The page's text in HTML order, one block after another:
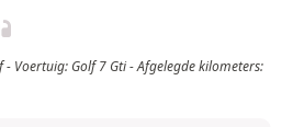
- Voertuig: Golf 7 Gti - Afgelegde kilometers: